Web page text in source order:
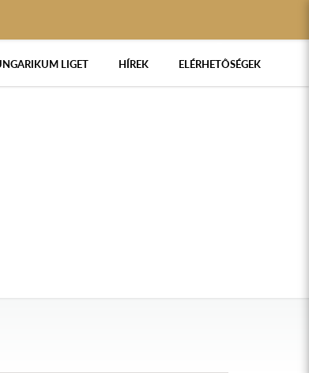
LIGET HÍREK ELÉRHETŐSÉGEK